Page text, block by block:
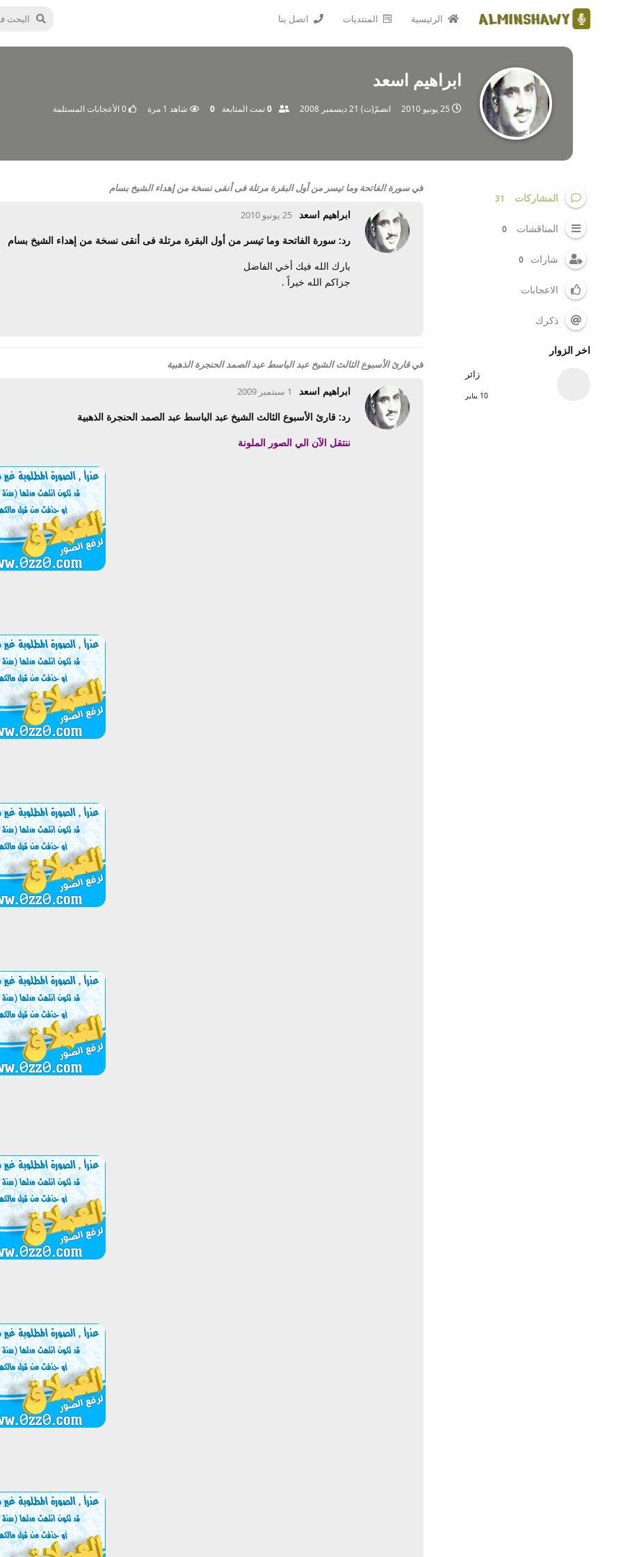
الرئيسية المنتديات اتصل بنا
ابراهيم اسعد
25 يونيو 2010 انضمّ(ت) 21 ديسمبر 2008 0تمت المتابعة 0 شاهد 1 مرة 0الأعجابات المستلمة
المشاركات 31
المناقشات 0
شارات 0
الاعجابات
ذكرك
اخر الزوار
زائر
10 يناير
فيسورة الفاتحة وما تيسر من أول البقرة مرتلة فى أنقى نسخة من إهداء الشيخ بسام
ابراهيم اسعد 25 يونيو 2010
رد: سورة الفاتحة وما تيسر من أول البقرة مرتلة فى أنقى نسخة من إهداء الشيخ بسام
بارك الله فيك أخي الفاضل
جزاكم الله خيراً .
فيقارئ الأسبوع الثالث الشيخ عبد الباسط عبد الصمد الحنجرة الذهبية
ابراهيم اسعد 1 سبتمبر 2009
رد: قارئ الأسبوع الثالث الشيخ عبد الباسط عبد الصمد الحنجرة الذهبية
ننتقل الآن الي الصور الملونة